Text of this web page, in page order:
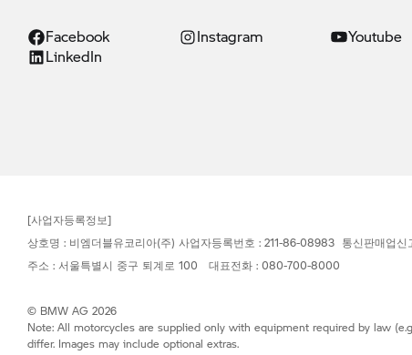
Facebook Instagram
Youtube
LinkedIn
[사업자등록정보]
상호명 : 비엠더블유코리아(주) 사업자등록번호 : 211-86-08983 통신판매업
주소 : 서울특별시 중구 퇴계로 100 대표전화 : 080-700-8000
© BMW AG 2026
Note: All motorcycles are supplied only with equipment required by law
differ. Images may include optional extras.